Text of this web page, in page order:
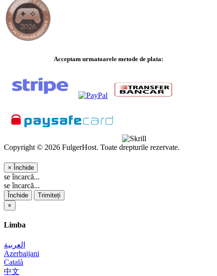
Acceptam urmatoarele metode de plata:
Copyright © 2026 FulgerHost. Toate drepturile rezervate.
× Închide
se încarcă...
se încarcă...
Închide
Trimiteți
×
Limba
العربية
Azerbaijani
Català
中文